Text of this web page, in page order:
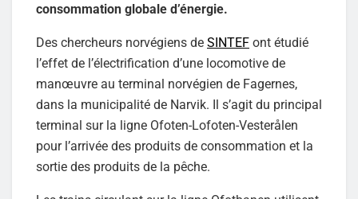
consommation globale d’énergie.
Des chercheurs norvégiens de SINTEF ont étudié
l’effet de l’électrification d’une locomotive de
manœuvre au terminal norvégien de Fagernes,
dans la municipalité de Narvik. Il s’agit du principal
terminal sur la ligne Ofoten-Lofoten-Vesterålen
pour l’arrivée des produits de consommation et la
sortie des produits de la pêche.